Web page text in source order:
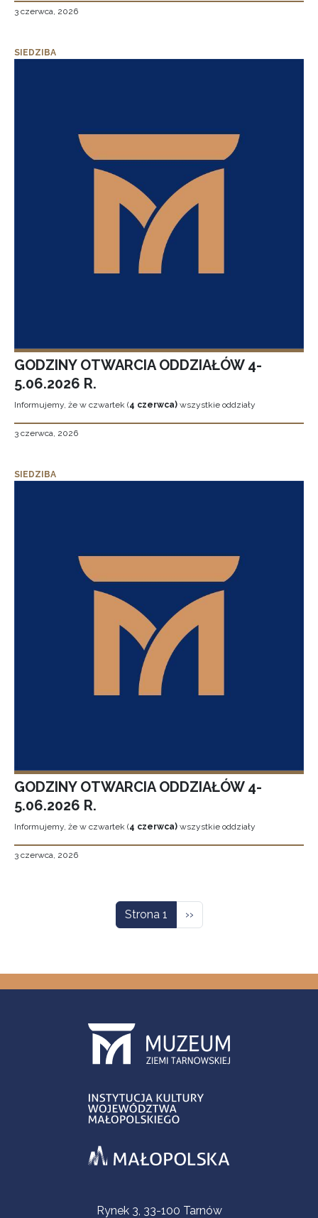
3 czerwca, 2026
SIEDZIBA
GODZINY OTWARCIA ODDZIAŁÓW 4-
5.06.2026 R.
Informujemy, że w czwartek (4 czerwca) wszystkie oddziały
3 czerwca, 2026
SIEDZIBA
GODZINY OTWARCIA ODDZIAŁÓW 4-
5.06.2026 R.
Informujemy, że w czwartek (4 czerwca) wszystkie oddziały
3 czerwca, 2026
Strona 1 Następna strona
››
Informacje kontaktoweRynek 3, 33-100 Tarnów